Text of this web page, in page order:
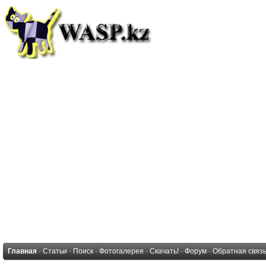
Главная · Статьи · Поиск · Фотогалерея · Скачать! · Форум · Обратная связь